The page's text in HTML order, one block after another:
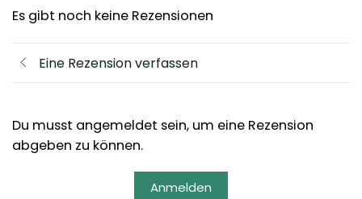
Es gibt noch keine Rezensionen
Eine Rezension verfassen
Du musst angemeldet sein, um eine Rezension
abgeben zu können.
Anmelden